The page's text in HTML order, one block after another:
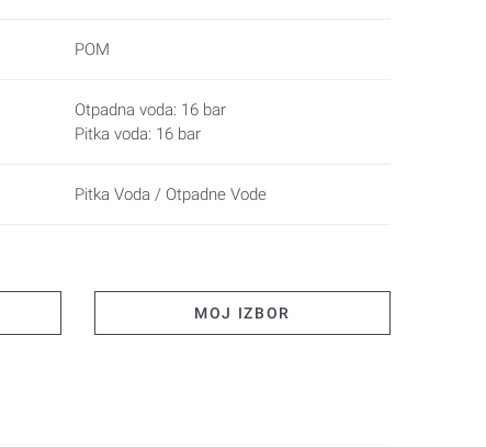
POM
Otpadna voda: 16 bar
Pitka voda: 16 bar
Pitka Voda / Otpadne Vode
MOJ IZBOR